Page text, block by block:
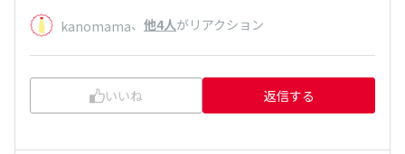
kanomama、 他4人がリアクション
いいね 返信する